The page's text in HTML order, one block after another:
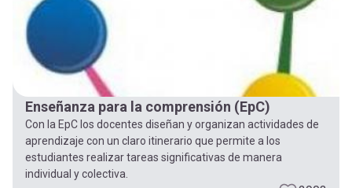
Enseñanza para la comprensión (EpC)
Con la EpC los docentes diseñan y organizan actividades de
aprendizaje con un claro itinerario que permite a los
estudiantes realizar tareas significativas de manera
individual y colectiva.